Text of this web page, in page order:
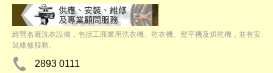
經營名廠洗衣設備，包括工商業用洗衣機、乾衣機、熨平機及烘乾機，並有安
裝維修服務。
2893 0111